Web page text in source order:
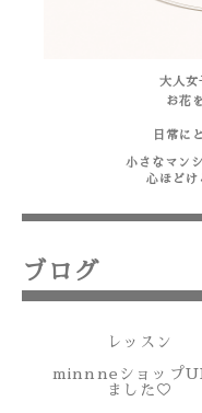
大人女
お花
日常に
小さなマン
心ほどけ
ブログ
レッスン
minnneショップ
ました♡